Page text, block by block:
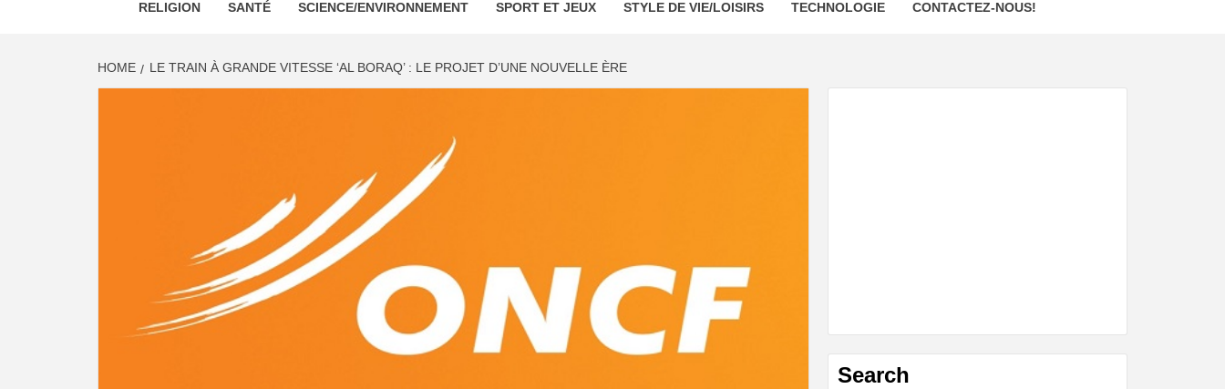
RELIGION SANTÉ SCIENCE/ENVIRONNEMENT SPORT ET JEUX STYLE DE VIE/LOISIRS TECHNOLOGIE CONTACTEZ-NOUS!
HOME LE TRAIN À GRANDE VITESSE ‘AL BORAQ’ : LE PROJET D’UNE NOUVELLE ÈRE
Search